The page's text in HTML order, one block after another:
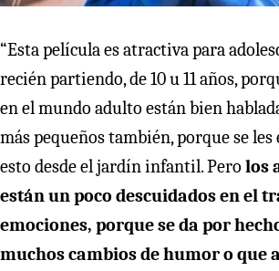
“Esta película es atractiva para
recién partiendo, de 10 u 11 años,
en el mundo adulto están bien
más pequeños también, porque se les
esto desde el jardín infantil. Pero los
están un poco descuidados en el
emociones, porque se da por
muchos cambios de humor o que